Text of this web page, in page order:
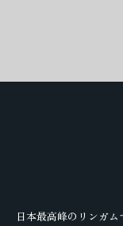
日本最高峰のリンガ